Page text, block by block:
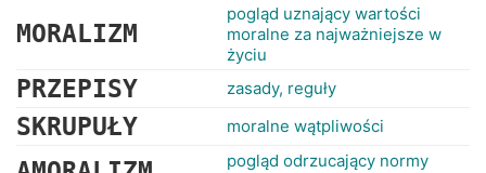
MORALIZM
pogląd uznający wartości
moralne za najważniejsze w
życiu
PRZEPISY zasady, reguły
SKRUPUŁY moralne wątpliwości
pogląd odrzucający normy